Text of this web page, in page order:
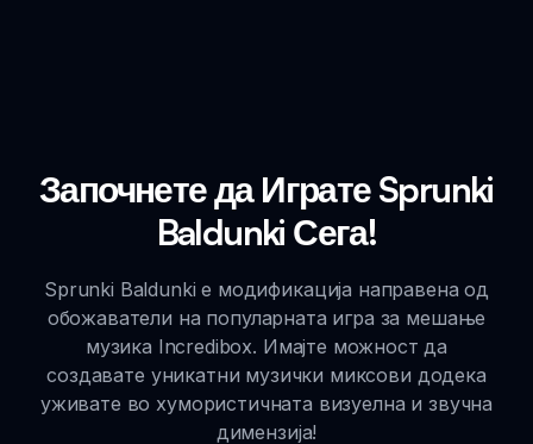
Започнете да Играте Sprunki
Baldunki Сега!
Sprunki Baldunki е модификација направена од
обожаватели на популарната игра за мешање
музика Incredibox. Имајте можност да
создавате уникатни музички миксови додека
уживате во хумористичната визуелна и звучна
димензија!